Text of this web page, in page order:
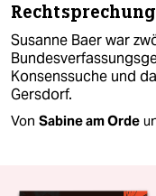
Susanne Baer war
Konsenssuche und
Gersdorf.
Von Sabine am Orde